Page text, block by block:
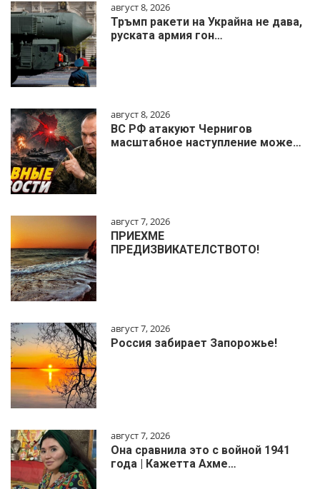
август 8, 2026
Тръмп ракети на Украйна не дава,
руската армия гон…
август 8, 2026
ВС РФ атакуют Чернигов
масштабное наступление може…
август 7, 2026
ПРИЕХМЕ
ПРЕДИЗВИКАТЕЛСТВОТО!
август 7, 2026
Россия забирает Запорожье!
август 7, 2026
Она сравнила это с войной 1941
года | Кажетта Ахме…